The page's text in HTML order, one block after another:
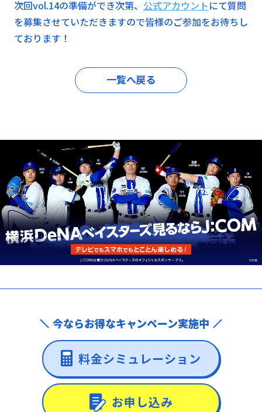
次回vol.14の準備ができ次第、 公式アカウントにて質問
を募集させていただきますので皆様のご参加をお待ちし
ております！
一覧へ戻る
今ならお得なキャンペーン実施中
料金シミュレーション
お申し込み